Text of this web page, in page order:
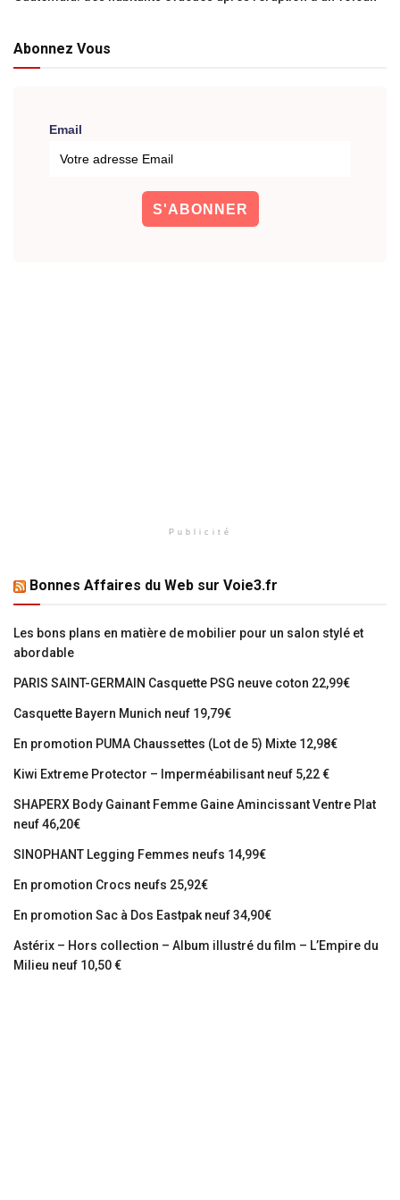
Abonnez Vous
Email
Publicité
Bonnes Affaires du Web sur Voie3.fr
Les bons plans en matière de mobilier pour un salon stylé et
abordable
PARIS SAINT-GERMAIN Casquette PSG neuve coton 22,99€
Casquette Bayern Munich neuf 19,79€
En promotion PUMA Chaussettes (Lot de 5) Mixte 12,98€
Kiwi Extreme Protector – Imperméabilisant neuf 5,22 €
SHAPERX Body Gainant Femme Gaine Amincissant Ventre Plat
neuf 46,20€
SINOPHANT Legging Femmes neufs 14,99€
En promotion Crocs neufs 25,92€
En promotion Sac à Dos Eastpak neuf 34,90€
Astérix – Hors collection – Album illustré du film – L’Empire du
Milieu neuf 10,50 €